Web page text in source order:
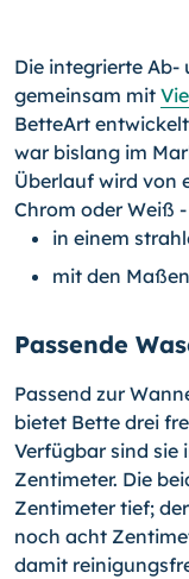
Die integrierte
gemeinsam mit
BetteArt
war bislang im
Überlauf wird von
Chrom oder Weiß
in einem
mit den
Passende
Passend zur
bietet Bette drei
Verfügbar sind sie
Zentimeter. Die
Zentimeter tief;
noch acht
damit